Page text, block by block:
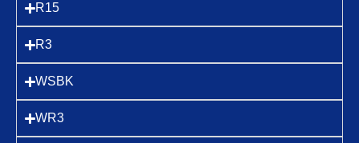
R15
R3
WSBK
WR3